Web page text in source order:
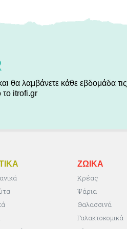
θα λαμβάνετε κάθε εβδομάδα τις
το itrofi.gr
ΖΩΙΚA
Κρέας
Ψάρια
Θαλασσινά
Γαλακτοκομικά